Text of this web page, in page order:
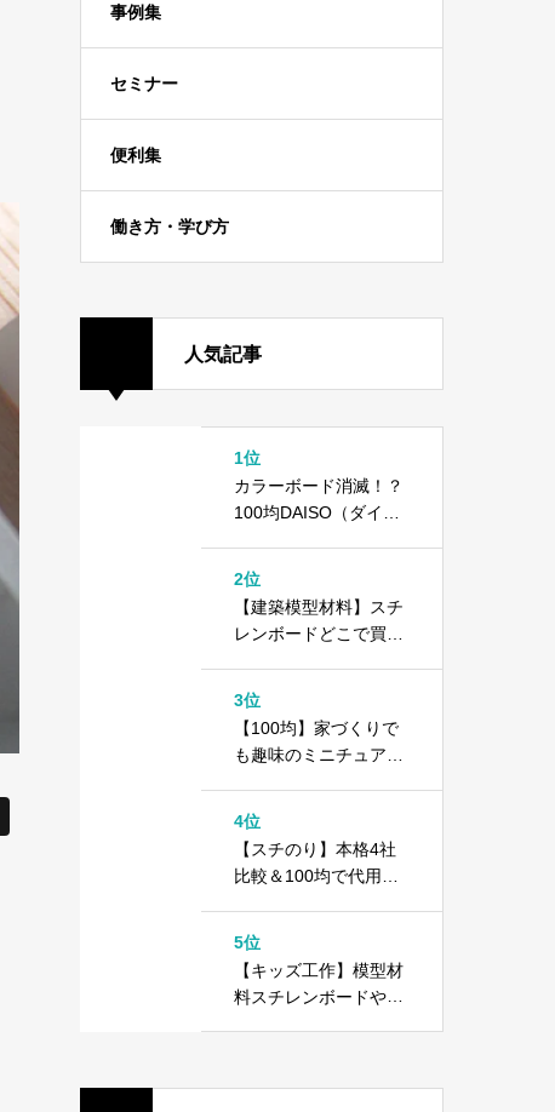
事例集
セミナー
便利集
働き方・学び方
人気記事
1位
カラーボード消滅！？
100均DAISO（ダイソ
2位
【建築模型材料】スチ
レンボードどこで買え
3位
【100均】家づくりで
も趣味のミニチュアで
方
4位
【スチのり】本格4社
比較＆100均で代用で
5位
【キッズ工作】模型材
料スチレンボードや10